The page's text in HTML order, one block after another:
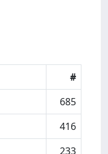
#
685
416
233